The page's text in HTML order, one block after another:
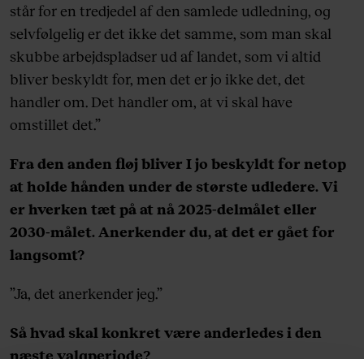
står for en tredjedel af den samlede udledning, og
selvfølgelig er det ikke det samme, som man skal
skubbe arbejdspladser ud af landet, som vi altid
bliver beskyldt for, men det er jo ikke det, det
handler om. Det handler om, at vi skal have
omstillet det.”
Fra den anden fløj bliver I jo beskyldt for netop
at holde hånden under de største udledere. Vi
er hverken tæt på at nå 2025-delmålet eller
2030-målet. Anerkender du, at det er gået for
langsomt?
”Ja, det anerkender jeg.”
Så hvad skal konkret være anderledes i den
næste valgperiode?